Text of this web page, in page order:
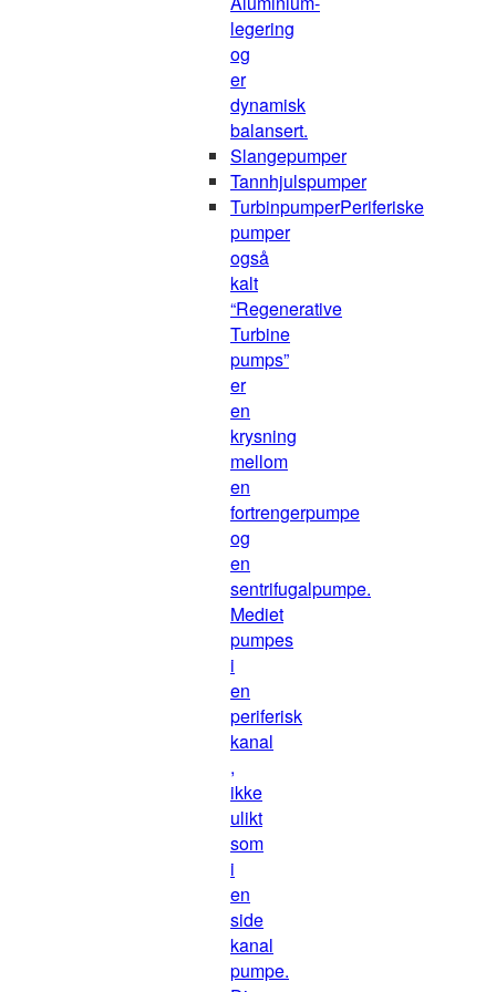
legering
og
er
dynamisk
balansert.
Slangepumper
Tannhjulspumper
TurbinpumperPeriferiske
pumper
også
kalt
“Regenerative
Turbine
pumps”
er
en
krysning
mellom
en
fortrengerpumpe
og
en
sentrifugalpumpe.
Mediet
pumpes
i
en
periferisk
kanal
,
ikke
ulikt
som
i
en
side
kanal
pumpe.